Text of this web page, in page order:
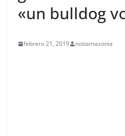
«un bulldog
febrero 21, 2019 notiamazonia